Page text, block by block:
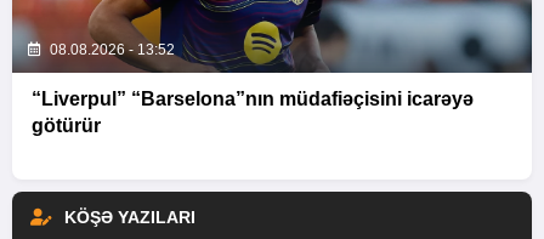
08.08.2026 - 13:52
“Liverpul” “Barselona”nın müdafiəçisini icarəyə
götürür
KÖŞƏ YAZILARI